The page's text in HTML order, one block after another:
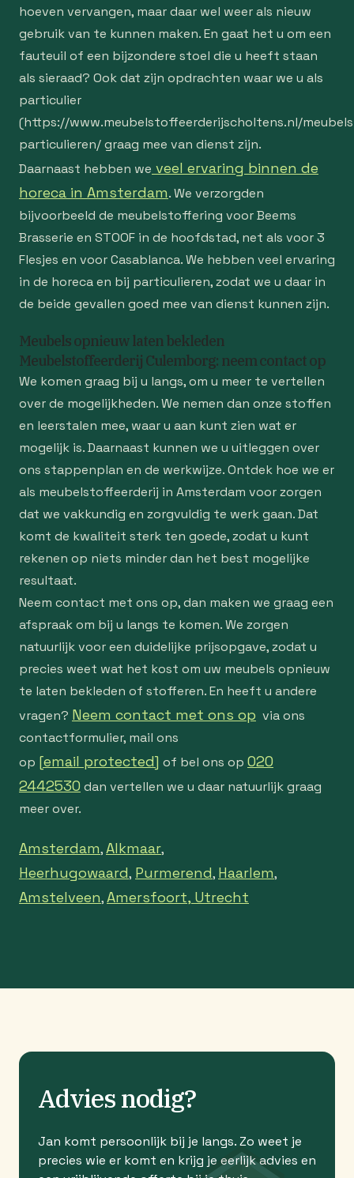
hoeven vervangen, maar daar wel weer als nieuw
gebruik van te kunnen maken. En gaat het u om een
fauteuil of een bijzondere stoel die u heeft staan
als sieraad? Ook dat zijn opdrachten waar we u als
particulier
(https://www.meubelstoffeerderijscholtens.nl/
particulieren/ graag mee van dienst zijn.
Daarnaast hebben we veel ervaring binnen de
horeca in Amsterdam. We verzorgden
bijvoorbeeld de meubelstoffering voor Beems
Brasserie en STOOF in de hoofdstad, net als voor 3
Flesjes en voor Casablanca. We hebben veel ervaring
in de horeca en bij particulieren, zodat we u daar in
de beide gevallen goed mee van dienst kunnen zijn.
Meubels opnieuw laten bekleden
Meubelstoffeerderij Culemborg: neem contact op
We komen graag bij u langs, om u meer te vertellen
over de mogelijkheden. We nemen dan onze stoffen
en leerstalen mee, waar u aan kunt zien wat er
mogelijk is. Daarnaast kunnen we u uitleggen over
ons stappenplan en de werkwijze. Ontdek hoe we er
als meubelstoffeerderij in Amsterdam voor zorgen
dat we vakkundig en zorgvuldig te werk gaan. Dat
komt de kwaliteit sterk ten goede, zodat u kunt
rekenen op niets minder dan het best mogelijke
resultaat.
Neem contact met ons op, dan maken we graag een
afspraak om bij u langs te komen. We zorgen
natuurlijk voor een duidelijke prijsopgave, zodat u
precies weet wat het kost om uw meubels opnieuw
te laten bekleden of stofferen. En heeft u andere
vragen? Neem contact met ons op via ons
contactformulier, mail ons
op [email protected] of bel ons op 020
2442530 dan vertellen we u daar natuurlijk graag
meer over.
Amsterdam,Alkmaar,
Heerhugowaard, Purmerend, Haarlem,
Amstelveen,Amersfoort, Utrecht
Advies nodig?
Jan komt persoonlijk bij je langs. Zo weet je
precies wie er komt en krijg je eerlijk advies en